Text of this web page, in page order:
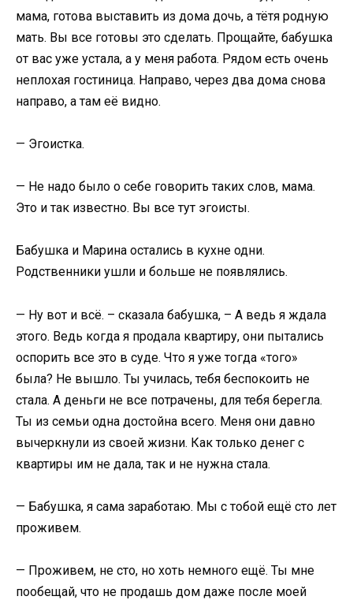
мама, готова выставить из дома дочь, а тётя родную
мать. Вы все готовы это сделать. Прощайте, бабушка
от вас уже устала, а у меня работа. Рядом есть очень
неплохая гостиница. Направо, через два дома снова
направо, а там её видно.
— Эгоистка.
— Не надо было о себе говорить таких слов, мама.
Это и так известно. Вы все тут эгоисты.
Бабушка и Марина остались в кухне одни.
Родственники ушли и больше не появлялись.
— Ну вот и всё. – сказала бабушка, – А ведь я ждала
этого. Ведь когда я продала квартиру, они пытались
оспорить все это в суде. Что я уже тогда «того»
была? Не вышло. Ты училась, тебя беспокоить не
стала. А деньги не все потрачены, для тебя берегла.
Ты из семьи одна достойна всего. Меня они давно
вычеркнули из своей жизни. Как только денег с
квартиры им не дала, так и не нужна стала.
— Бабушка, я сама заработаю. Мы с тобой ещё сто лет
проживем.
— Проживем, не сто, но хоть немного ещё. Ты мне
пообещай, что не продашь дом даже после моей